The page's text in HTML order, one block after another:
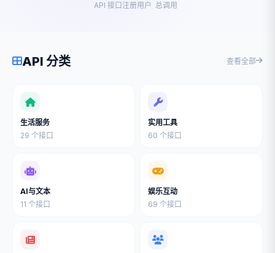
API 接口 注册用户 总调用
API 分类 查看全部
生活服务
29 个接口
实用工具
60 个接口
AI与文本
11 个接口
娱乐互动
69 个接口